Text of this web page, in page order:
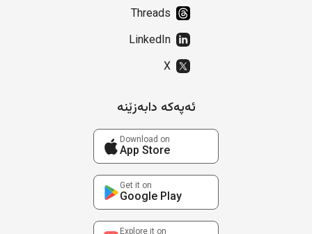
Threads
LinkedIn
X
ئەپەکە دابەزێنە
Download on
App Store
Get it on
Google Play